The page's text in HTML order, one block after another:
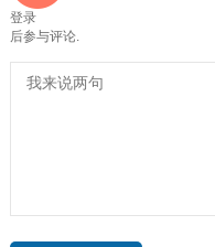
登录
后参与评论.